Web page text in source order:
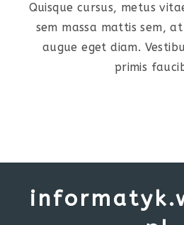
Quisque cursus, metus
sem massa mattis sem,
augue eget diam.
primis